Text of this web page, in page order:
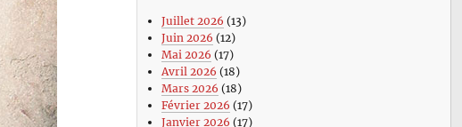
Juillet 2026 (13)
Juin 2026 (12)
Mai 2026 (17)
Avril 2026 (18)
Mars 2026 (18)
Février 2026 (17)
Janvier 2026 (17)